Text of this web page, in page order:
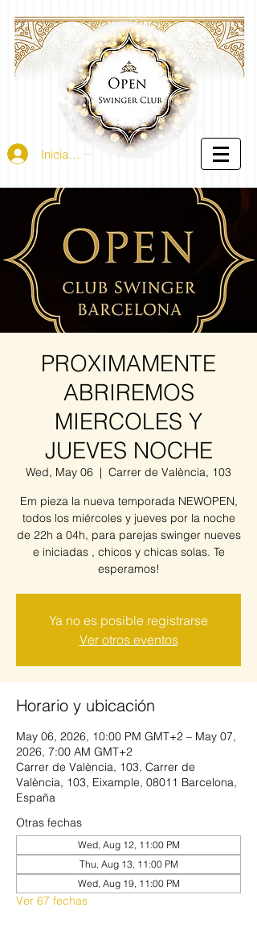
Iniciar sesión
PROXIMAMENTE
ABRIREMOS
MIERCOLES Y
JUEVES NOCHE
Wed, May 06
  |
Carrer de València, 103
Em pieza la nueva temporada NEWOPEN,
todos los miércoles y jueves por la noche
de 22h a 04h, para parejas swinger nueves
e iniciadas , chicos y chicas solas. Te
esperamos!
Ya no es posible registrarse
Ver otros eventos
Horario y ubicación
May 06, 2026, 10:00 PM GMT+2 – May 07,
2026, 7:00 AM GMT+2
Carrer de València, 103, Carrer de
València, 103, Eixample, 08011 Barcelona,
España
Otras fechas
Wed, Aug 12, 11:00 PM
Thu, Aug 13, 11:00 PM
Wed, Aug 19, 11:00 PM
Ver 67 fechas